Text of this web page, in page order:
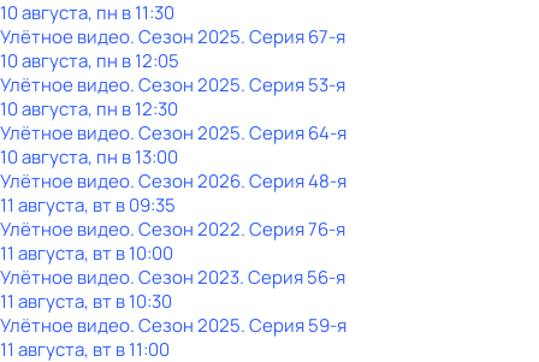
10 августа, пн в 11:30
Улётное видео. Сезон 2025. Серия 67-я
10 августа, пн в 12:05
Улётное видео. Сезон 2025. Серия 53-я
10 августа, пн в 12:30
Улётное видео. Сезон 2025. Серия 64-я
10 августа, пн в 13:00
Улётное видео. Сезон 2026. Серия 48-я
11 августа, вт в 09:35
Улётное видео. Сезон 2022. Серия 76-я
11 августа, вт в 10:00
Улётное видео. Сезон 2023. Серия 56-я
11 августа, вт в 10:30
Улётное видео. Сезон 2025. Серия 59-я
11 августа, вт в 11:00